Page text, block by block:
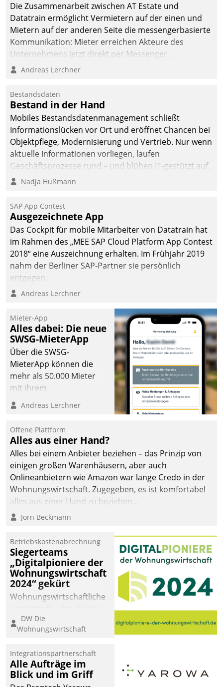
Die Zusammenarbeit zwischen AT Estate und
Datatrain ermöglicht Vermietern auf der einen und
Mietern auf der anderen Seite die messengerbasierte
Kommunikation: Mieter erreichen Akteure des
Unternehmens jetzt direkt per Messenger,
Mitarbeiter oder Dienstleister empfangen oder
Andreas Lerchner
Bestandsdaten
Bestand in der Hand
Mobiles Bestandsdatenmanagement schließt
Informationslücken vor Ort und eröffnet Chancen bei
Objektpflege, Modernisierung und Vertrieb. Nur wenn
aktuelle Informationen vorliegen, laufen
Geschäftsprozesse rund – und blühen IT-gestützt auf.
Nadja Hußmann
SAP App Contest
Ausgezeichnete App
Das Cockpit für mobile Mitarbeiter von Datatrain hat
im Rahmen des „MEE SAP Cloud Platform App Contest
2018“ eine Auszeichnung erhalten. Im Frühjahr 2019
nahm der Berliner SAP-Partner sie persönlich
entgegen.
Andreas Lerchner
Mieter-App
Alles dabei: Die neue
SWSG-MieterApp
Über die SWSG-
MieterApp können die
mehr als 50.000 Mieter
mit ihrem
Wohnungsunternehmen
kommunizieren, auf dem
einsehen und ändern
oder
Schadensmeldungen
abgeben – rund um die
Uhr.
Andreas Lerchner
Offene Plattform
Alles aus einer Hand?
Alles bei einem Anbieter beziehen – das Prinzip von
einigen großen Warenhäusern, aber auch
Onlineanbietern wie Amazon war lange Credo in der
Wohnungswirtschaft. Zugegeben, es ist komfortabel
alles aus einer Hand zu beziehen...
Jörn Beckmann
Betriebskostenabrechnung
Siegerteams
„Digitalpioniere der
Wohnungswirtschaft
2024“ gekürt
Wohnungswirtschaftliche
eine digitale Zukunft zu
finden, ist das Ziel des
der
Wohnungswirtschaft“.
Bewerben können sich
DW Die
Wohnungswirtschaft
Integrationspartnerschaft
Alle Aufträge im
Blick und im Griff